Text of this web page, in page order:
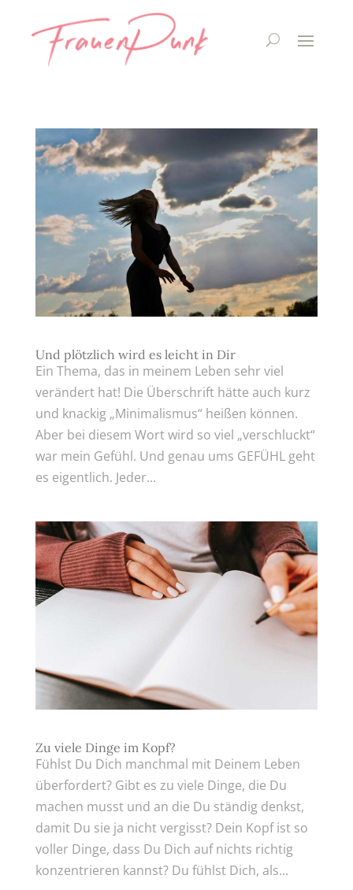
Und plötzlich wird es leicht in Dir
Ein Thema, das in meinem Leben sehr viel
verändert hat! Die Überschrift hätte auch kurz
und knackig „Minimalismus“ heißen können.
Aber bei diesem Wort wird so viel „verschluckt“
war mein Gefühl. Und genau ums GEFÜHL geht
es eigentlich. Jeder...
Zu viele Dinge im Kopf?
Fühlst Du Dich manchmal mit Deinem Leben
überfordert? Gibt es zu viele Dinge, die Du
machen musst und an die Du ständig denkst,
damit Du sie ja nicht vergisst? Dein Kopf ist so
voller Dinge, dass Du Dich auf nichts richtig
konzentrieren kannst? Du fühlst Dich, als...